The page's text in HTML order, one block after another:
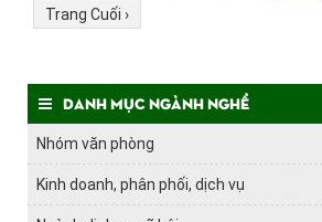
Trang Cuối ›
Danh mục ngành nghề
Nhóm văn phòng
Kinh doanh, phân phối, dịch vụ